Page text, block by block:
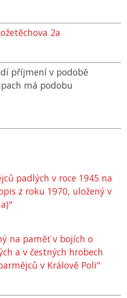
2a
příjmení v podobě
má podobu
padlých v roce 1945 na
z roku 1970, uložený v
na paměť v bojích o
a v čestných hrobech
v Králově Poli"